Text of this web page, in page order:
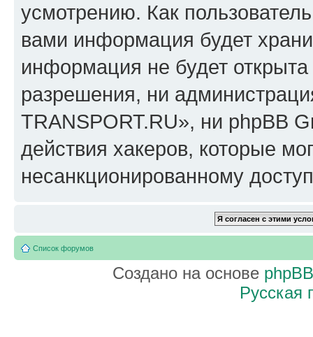
усмотрению. Как
вами информация будет
информация не будет
разрешения, ни
TRANSPORT.RU», ни phpBB
действия хакеров, которые
несанкционированному
Список форумов
Создано на основе phpBB
Русская